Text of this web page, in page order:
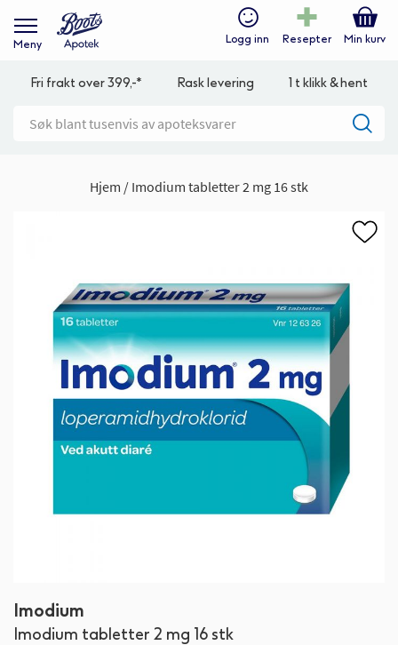
Meny Logg inn Resepter Min kurv
Fri frakt over 399,-* Rask levering 1 t klikk & hent
Hjem Imodium tabletter 2 mg 16 stk
Imodium
Imodium tabletter 2 mg 16 stk
bildegalleri
til
begynnelsen